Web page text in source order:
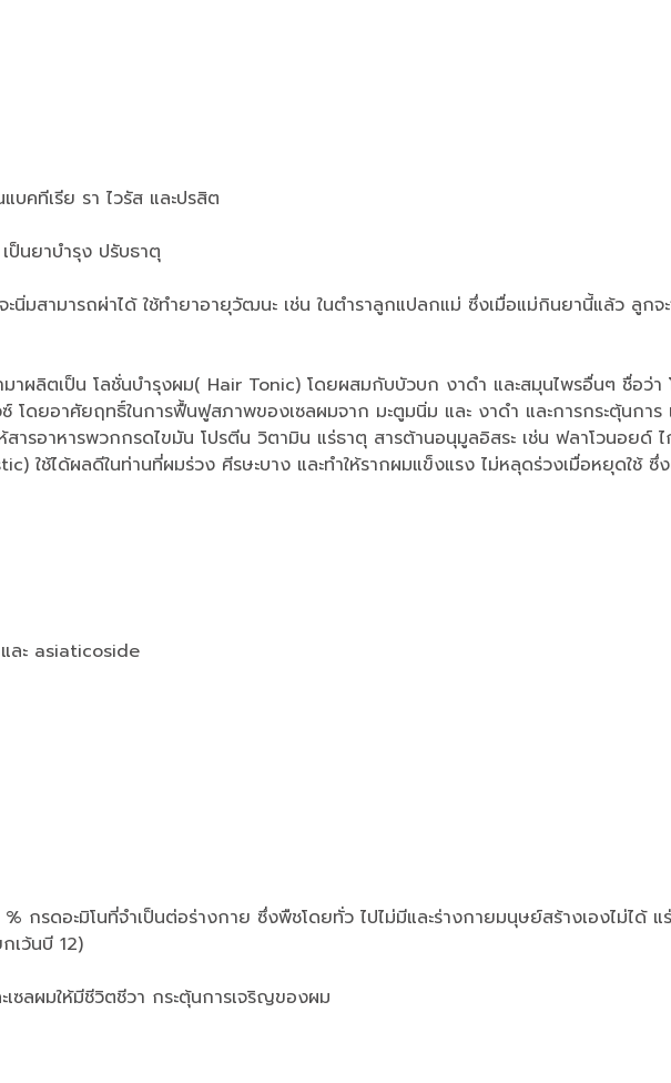
คทีเรีย รา ไวรัส และปรสิต
ป็นยาบำรุง ปรับธาตุ
นิ่มสามารถผ่าได้ ใช้ทำยาอายุวัฒนะ เช่น ในตำราลูกแปลกแม่ ซึ่งเมื่อแม่กินยานี้แล้ว ลูกจะ
าผลิตเป็น โลชั่นบำรุงผม( Hair Tonic) โดยผสมกับบัวบก งาดำ และสมุนไพรอื่นๆ ชื่อว่า
โดยอาศัยฤทธิ์ในการฟื้นฟูสภาพของเซลผมจาก มะตูมนิ่ม และ งาดำ และการกระตุ้นกา
ารอาหารพวกกรดไขมัน โปรตีน วิตามิน แร่ธาตุ สารต้านอนุมูลอิสระ เช่น ฟลาโวนอยด์
ใช้ได้ผลดีในท่านที่ผมร่วง ศีรษะบาง และทำให้รากผมแข็งแรง ไม่หลุดร่วงเมื่อหยุดใช้ ซึ่
ละ asiaticoside
รดอะมิโนที่จำเป็นต่อร่างกาย ซึ่งพืชโดยทั่ว ไปไม่มีและร่างกายมนุษย์สร้างเองไม่ได้ แ
เว้นบี 12)
ซลผมให้มีชีวิตชีวา กระตุ้นการเจริญของผม